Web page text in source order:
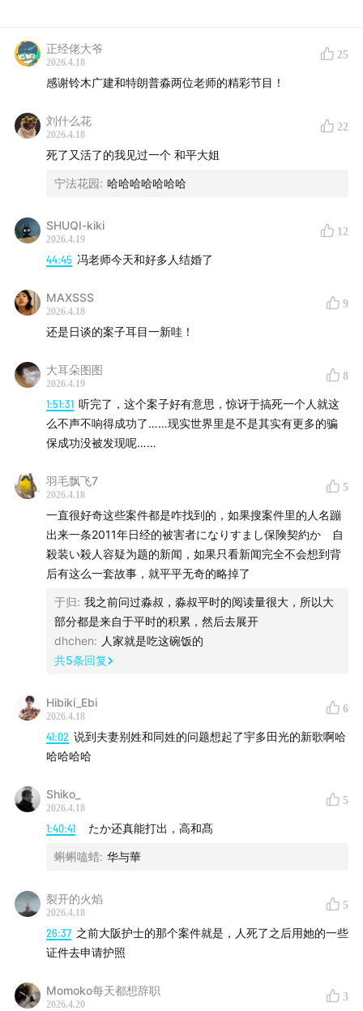
高的3名听众可获得「日谈物语2026春季篇第三集免费收
听」福利。
活动结束当晚，我们将在留言中回复各位中奖听众，请中
奖听众于4月27日（下下周一）中午
信：bbpark2016，核实后我们会为大家发放礼物。
｜商务合作｜
欢迎发送邮件至 bbpark@ritanbbpark.com
正经佬大爷
2026.4.18
25
感谢铃木广建和特朗普淼两位老师的精彩节目！
刘什么花
2026.4.18
22
死了又活了的我见过一个 和平大姐
宁法花园: 哈哈哈哈哈哈哈
SHUQI-kiki
2026.4.19
12
44:45 冯老师今天和好多人结婚了
MAXSSS
2026.4.18
9
还是日谈的案子耳目一新哇！
大耳朵图图
2026.4.19
8
1:51:31 听完了，这个案子好有意思，惊讶于搞死一个人就这
么不声不响得成功了……现实世界里是不是其实有更多的骗
保成功没被发现呢……
羽毛飘飞7
2026.4.18
5
一直很好奇这些案件都是咋找到的，如果搜案件里的人名蹦
出来一条2011年日经的被害者になりすまし保険契約か 自
殺装い殺人容疑为题的新闻，如果只看新闻完全不会想到背
后有这么一套故事，就平平无奇的略掉了
于归: 我之前问过淼叔，淼叔平时的阅读量很大，所以大
部分都是来自于平时的积累，然后去展开
dhchen: 人家就是吃这碗饭的
共5条回复
Hibiki_Ebi
2026.4.18
6
41:02 说到夫妻别姓和同姓的问题想起了宇多田光的新歌啊哈
哈哈哈哈
Shiko_
2026.4.18
5
1:40:41 たか还真能打出，高和髙
蝌蝌嗑蜡: 华与華
裂开的火焰
2026.4.18
5
26:37 之前大阪护士的那个案件就是，人死了之后用她的一些
证件去申请护照
Momoko每天都想辞职
2026.4.20
3